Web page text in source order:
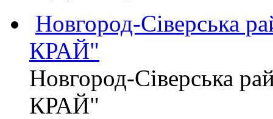
Новгород-Сіверська
КРАЙ"
Новгород-Сіверська
КРАЙ"